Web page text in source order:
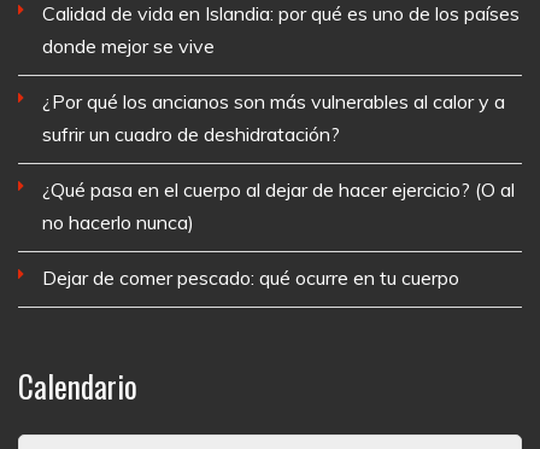
Calidad de vida en Islandia: por qué es uno de los países
donde mejor se vive
¿Por qué los ancianos son más vulnerables al calor y a
sufrir un cuadro de deshidratación?
¿Qué pasa en el cuerpo al dejar de hacer ejercicio? (O al
no hacerlo nunca)
Dejar de comer pescado: qué ocurre en tu cuerpo
Calendario